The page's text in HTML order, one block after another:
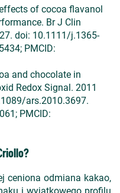
of cocoa flavanol
Br J Clin
doi: 10.1111/j.1365-
PMCID:
and chocolate in
Redox Signal. 2011
ars.2010.3697.
PMCID:
ceniona odmiana kakao,